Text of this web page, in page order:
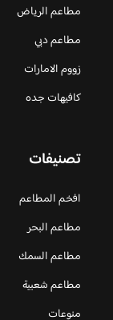
مطاعم الرياض
مطاعم دبي
زووم الامارات
كافيهات جده
تصنيفات
افخم المطاعم
مطاعم البحر
مطاعم السمك
مطاعم شعبية
منوعات